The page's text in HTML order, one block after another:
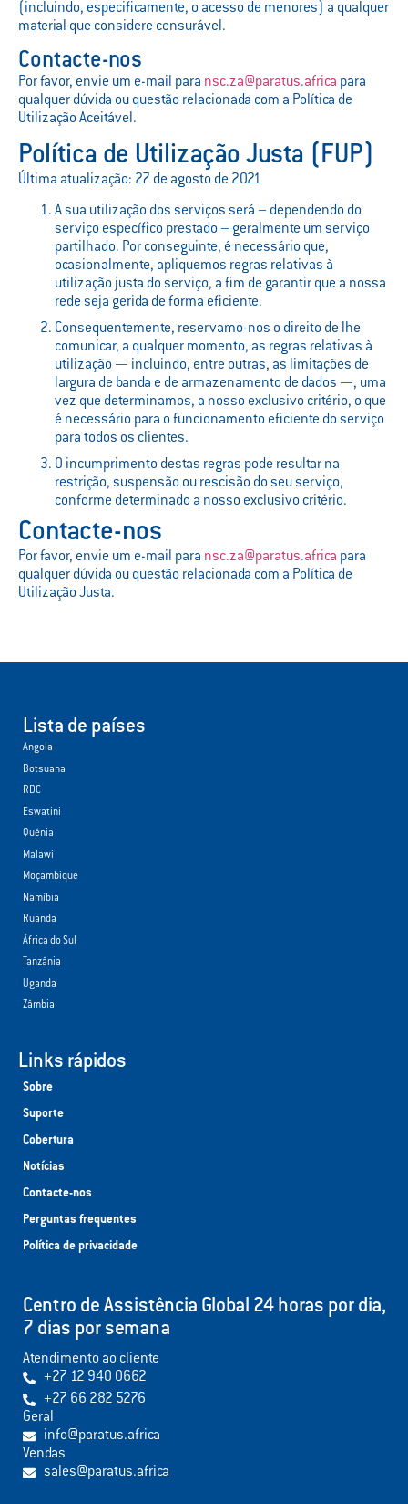
(incluindo, especificamente, o acesso de menores) a qualquer
material que considere censurável.
Contacte-nos
Por favor, envie um e-mail para nsc.za@paratus.africa para
qualquer dúvida ou questão relacionada com a Política de
Utilização Aceitável.
Política de Utilização Justa (FUP)
Última atualização: 27 de agosto de 2021
A sua utilização dos serviços será – dependendo do
serviço específico prestado – geralmente um serviço
partilhado. Por conseguinte, é necessário que,
ocasionalmente, apliquemos regras relativas à
utilização justa do serviço, a fim de garantir que a nossa
rede seja gerida de forma eficiente.
Consequentemente, reservamo-nos o direito de lhe
comunicar, a qualquer momento, as regras relativas à
utilização — incluindo, entre outras, as limitações de
largura de banda e de armazenamento de dados —, uma
vez que determinamos, a nosso exclusivo critério, o que
é necessário para o funcionamento eficiente do serviço
para todos os clientes.
O incumprimento destas regras pode resultar na
restrição, suspensão ou rescisão do seu serviço,
conforme determinado a nosso exclusivo critério.
Contacte-nos
Por favor, envie um e-mail para nsc.za@paratus.africa para
qualquer dúvida ou questão relacionada com a Política de
Utilização Justa.
Centro de Assistência Global 24 horas por dia,
7 dias por semana
Atendimento ao cliente
+27 12 940 0662
+27 66 282 5276
Geral
info@paratus.africa
Vendas
sales@paratus.africa
Links rápidos
Sobre
Suporte
Cobertura
Notícias
Contacte-nos
Perguntas frequentes
Política de privacidade
Lista de países
Angola
Botsuana
RDC
Eswatini
Quénia
Malawi
Moçambique
Namíbia
Ruanda
África do Sul
Tanzânia
Uganda
Zâmbia